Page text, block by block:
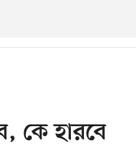
কে হারবে